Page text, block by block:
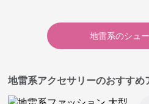
地雷系のシュ
地雷系アクセサリーのおすすめ